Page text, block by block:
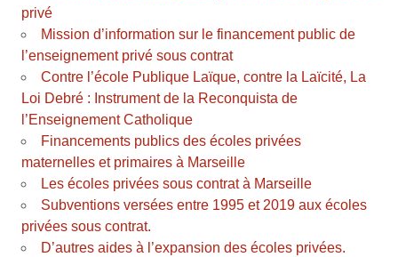
privé
Mission d’information sur le financement public de
l’enseignement privé sous contrat
Contre l’école Publique Laïque, contre la Laïcité, La
Loi Debré : Instrument de la Reconquista de
l’Enseignement Catholique
Financements publics des écoles privées
maternelles et primaires à Marseille
Les écoles privées sous contrat à Marseille
Subventions versées entre 1995 et 2019 aux écoles
privées sous contrat.
D’autres aides à l’expansion des écoles privées.